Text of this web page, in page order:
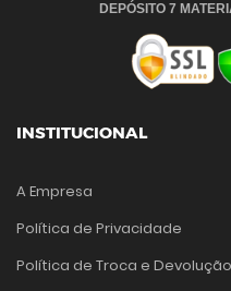
DEPÓSITO 7
INSTITUCIONAL
A Empresa
Política de Privacidade
Política de Troca e Devolução